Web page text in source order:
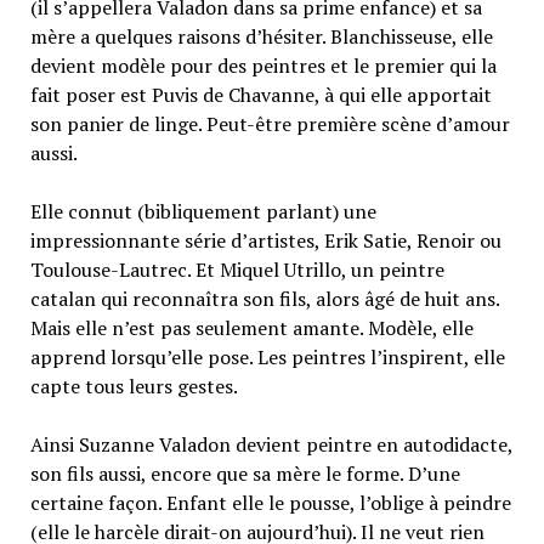
(il s’appellera Valadon dans sa prime enfance) et sa
mère a quelques raisons d’hésiter. Blanchisseuse, elle
devient modèle pour des peintres et le premier qui la
fait poser est Puvis de Chavanne, à qui elle apportait
son panier de linge. Peut-être première scène d’amour
aussi.
Elle connut (bibliquement parlant) une
impressionnante série d’artistes, Erik Satie, Renoir ou
Toulouse-Lautrec. Et Miquel Utrillo, un peintre
catalan qui reconnaîtra son fils, alors âgé de huit ans.
Mais elle n’est pas seulement amante. Modèle, elle
apprend lorsqu’elle pose. Les peintres l’inspirent, elle
capte tous leurs gestes.
Ainsi Suzanne Valadon devient peintre en autodidacte,
son fils aussi, encore que sa mère le forme. D’une
certaine façon. Enfant elle le pousse, l’oblige à peindre
(elle le harcèle dirait-on aujourd’hui). Il ne veut rien